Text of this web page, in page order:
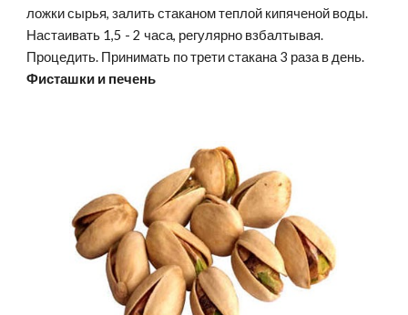
ложки сырья, залить стаканом теплой кипяченой воды.
Настаивать 1,5 - 2 часа, регулярно взбалтывая.
Процедить. Принимать по трети стакана 3 раза в день.
Фисташки и печень